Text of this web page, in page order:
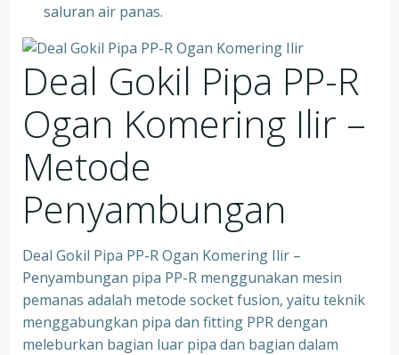
saluran air panas.
Deal Gokil Pipa PP-R
Ogan Komering Ilir –
Metode
Penyambungan
Deal Gokil Pipa PP-R Ogan Komering Ilir –
Penyambungan pipa PP-R menggunakan mesin
pemanas adalah metode socket fusion, yaitu teknik
menggabungkan pipa dan fitting PPR dengan
meleburkan bagian luar pipa dan bagian dalam